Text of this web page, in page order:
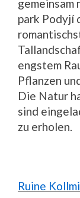
gemeinsam
park Podyjí
engstem
Pflanzen
Die Natur
sind
zu erholen.
Ruine